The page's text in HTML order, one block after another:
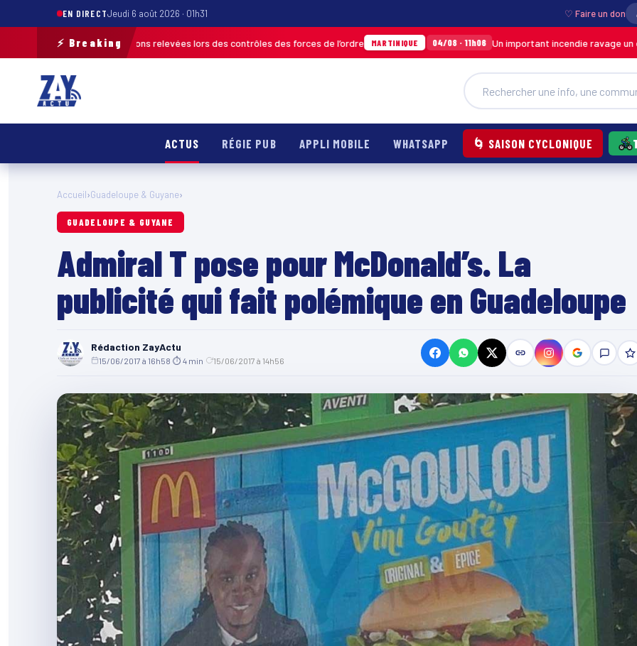
EN DIRECTJeudi 6 août 2026 · 01h31 ♡ Faire un don
⚡ Breaking
de 120 infractions relevées lors des contrôles des forces de l’ordre MARTINIQUE 04/08 · 11h06 Un important incendie ravage un entrepôt de
ACTUS RÉGIE PUB APPLI MOBILE WHATSAPP 🌀 SAISON CYCLONIQUE
Accueil›Guadeloupe & Guyane›
GUADELOUPE & GUYANE
Admiral T pose pour McDonald’s. La
publicité qui fait polémique en Guadeloupe
Rédaction ZayActu
15/06/2017 à 16h58 ⏱ 4 min 15/06/2017 à 14h56